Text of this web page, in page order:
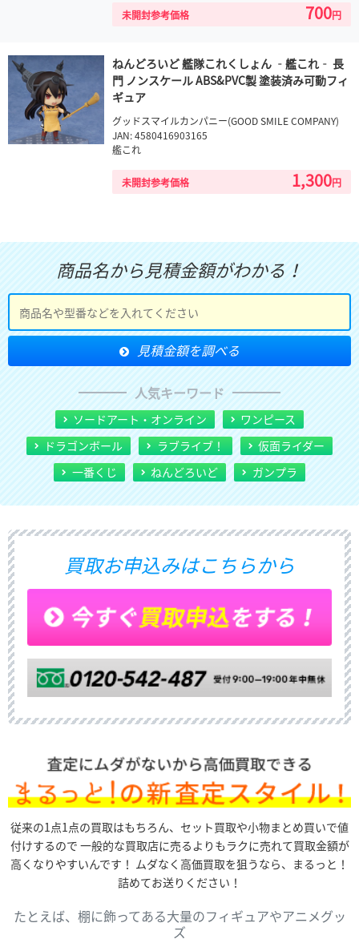
未開封参考価格 700円
ねんどろいど 艦隊これくしょん ‐艦これ‐ 長
門 ノンスケール ABS&PVC製 塗装済み可動フィ
ギュア
グッドスマイルカンパニー(GOOD SMILE COMPANY)
JAN: 4580416903165
艦これ
未開封参考価格 1,300円
商品名から見積金額がわかる！
人気キーワード
ソードアート・オンライン
ワンピース
ドラゴンボール
ラブライブ！
仮面ライダー
一番くじ
ねんどろいど ガンプラ
買取お申込みはこちらから
従来の1点1点の買取はもちろん、セット買取や小物まとめ買いで値
付けするので 一般的な買取店に売るよりもラクに売れて買取金額が
高くなりやすいんです！ ムダなく高価買取を狙うなら、まるっと！
詰めてお送りください！
たとえば、棚に飾ってある大量のフィギュアやアニメグッ
ズ